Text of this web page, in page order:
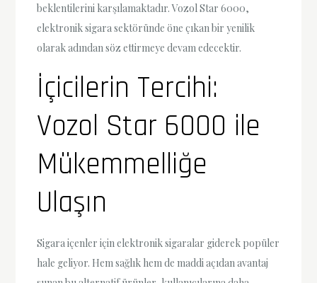
beklentilerini karşılamaktadır. Vozol Star 6000,
elektronik sigara sektöründe öne çıkan bir yenilik
olarak adından söz ettirmeye devam edecektir.
İçicilerin Tercihi:
Vozol Star 6000 ile
Mükemmelliğe
Ulaşın
Sigara içenler için elektronik sigaralar giderek popüler
hale geliyor. Hem sağlık hem de maddi açıdan avantaj